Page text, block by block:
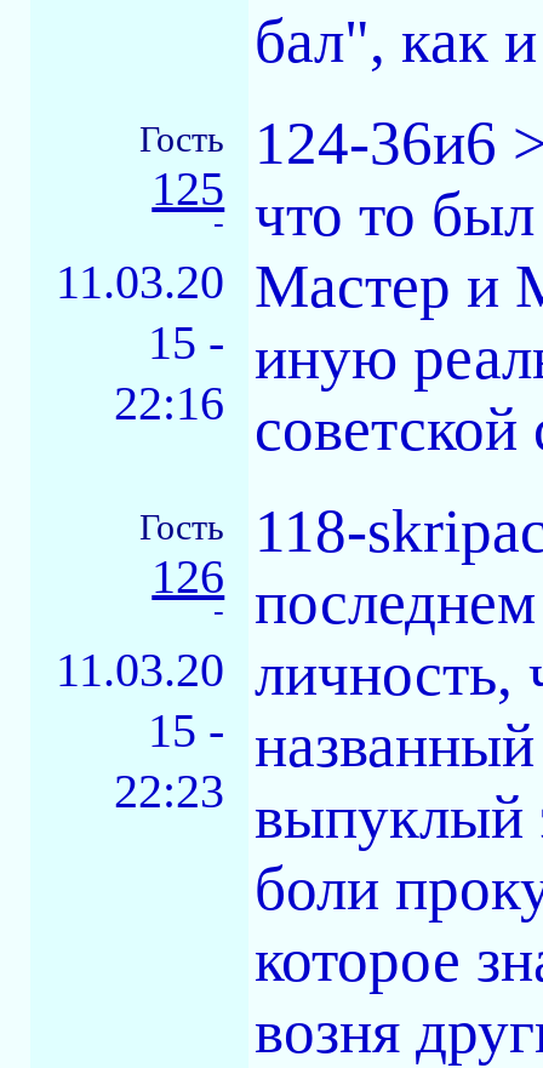
бал", как
Гость
125
-
11.03.20
15 -
22:16
124-36и6
что то
Мастер и
иную
Гость
126
-
11.03.20
15 -
22:23
118-
личность,
выпуклый
боли
которое
возня